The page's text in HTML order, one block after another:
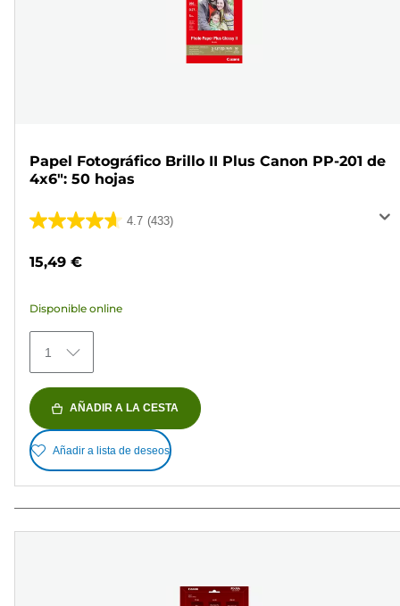
Papel Fotográfico Brillo II Plus Canon PP-201 de
4x6": 50 hojas
4.7 (433)
4.7
5
433
reseñas
15,49 €
Disponible online
1
AÑADIR A LA CESTA
Añadir a lista de deseos